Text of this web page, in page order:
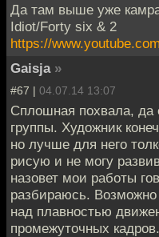
Да там выше уже
Idiot/Forty six & 2
https://
Gaisja »
#67 | 04.07.14 13:07
Сплошная похвала, да
группы. Художник
но лучше для него
рисую и не могу
назовет мои работы
разбираюсь. Возможно
над плавностью
промежуточных кадров.